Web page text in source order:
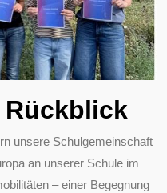
Rückblick
unsere Schulgemeinschaft
an unserer Schule im
– einer Begegnung